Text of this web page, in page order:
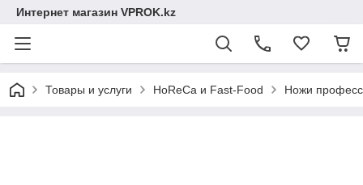
Интернет магазин VPROK.kz
Товары и услуги HoReCa и Fast-Food Ножи